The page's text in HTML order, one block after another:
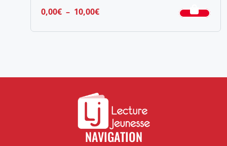
0,00€ – 10,00€Plage
à
10,00€
NAVIGATION